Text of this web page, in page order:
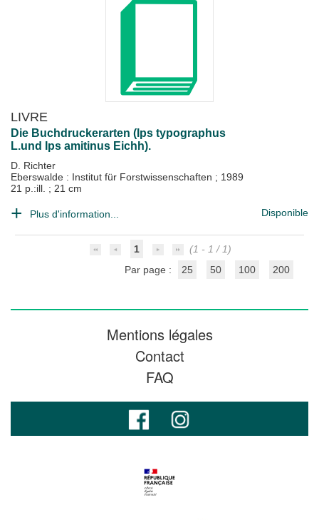
LIVRE
Die Buchdruckerarten (Ips typographus
L.und Ips amitinus Eichh).
D. Richter
Eberswalde : Institut für Forstwissenschaften ; 1989
21 p.:ill. ; 21 cm
Plus d'information... Disponible
1
(1 - 1 / 1)
Par page :
25 50 100 200
Mentions légales
Contact
FAQ